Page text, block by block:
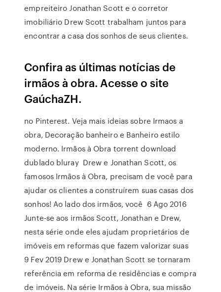
empreiteiro Jonathan Scott e o corretor
imobiliário Drew Scott trabalham juntos para
encontrar a casa dos sonhos de seus clientes.
Confira as últimas notícias de
irmãos à obra. Acesse o site
GaúchaZH.
no Pinterest. Veja mais ideias sobre Irmaos a
obra, Decoração banheiro e Banheiro estilo
moderno. Irmãos à Obra torrent download
dublado bluray Drew e Jonathan Scott, os
famosos Irmãos à Obra, precisam de você para
ajudar os clientes a construírem suas casas dos
sonhos! Ao lado dos irmãos, você 6 Ago 2016
Junte-se aos irmãos Scott, Jonathan e Drew,
nesta série onde eles ajudam proprietários de
imóveis em reformas que fazem valorizar suas
9 Fev 2019 Drew e Jonathan Scott se tornaram
referência em reforma de residências e compra
de imóveis. Na série Irmãos à Obra, sua missão